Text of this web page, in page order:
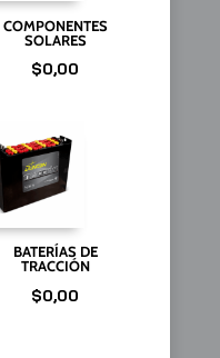
COMPONENTES
SOLARES
$0,00
BATERÍAS DE
TRACCIÓN
$0,00